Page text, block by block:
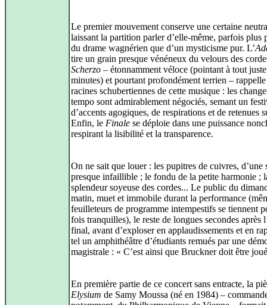
Le premier mouvement conserve une certaine
laissant la partition parler d’elle‑même, parfois plus
du drame wagnérien que d’un mysticisme pur. L’
tire un grain presque vénéneux du velours des
Scherzo – étonnamment véloce (pointant à tout
minutes) et pourtant profondément terrien –
racines schubertiennes de cette musique : les
tempo sont admirablement négociés, semant un
d’accents agogiques, de respirations et de retenues
Enfin, le Finale se déploie dans une puissance
respirant la lisibilité et la transparence.
On ne sait que louer : les pupitres de cuivres, d’une
presque infaillible ; le fondu de la petite harmonie ;
splendeur soyeuse des cordes... Le public du
matin, muet et immobile durant la performance
feuilleteurs de programme intempestifs se tiennent
fois tranquilles), le reste de longues secondes après
final, avant d’exploser en applaudissements et en
tel un amphithéâtre d’étudiants remués par une
magistrale : « C’est ainsi que Bruckner doit être
En première partie de ce concert sans entracte, la
Elysium de Samy Moussa (né en 1984) –